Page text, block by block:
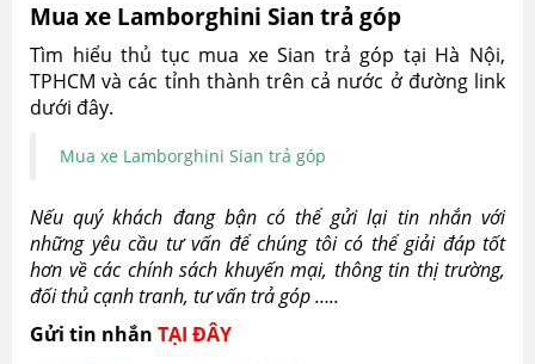
Mua xe Lamborghini Sian trả góp
Tìm hiểu thủ tục mua xe Sian trả góp tại Hà Nội,
TPHCM và các tỉnh thành trên cả nước ở đường link
dưới đây.
Mua xe Lamborghini Sian trả góp
Nếu quý khách đang bận có thể gửi lại tin nhắn với
những yêu cầu tư vấn để chúng tôi có thể giải đáp tốt
hơn về các chính sách khuyến mại, thông tin thị trường,
đối thủ cạnh tranh, tư vấn trả góp …..
Gửi tin nhắn TẠI ĐÂY